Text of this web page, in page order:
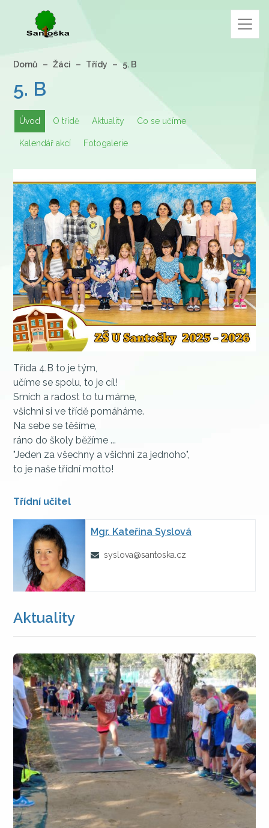
Domů Žáci Třídy 5. B
5. B
Úvod O třídě Aktuality Co se učíme
Kalendář akcí Fotogalerie
Třída 4.B to je tým,
učíme se spolu, to je cíl!
Smích a radost to tu máme,
všichni si ve třídě pomáháme.
Na sebe se těšíme,
ráno do školy běžíme ...
"Jeden za všechny a všichni za jednoho",
to je naše třídní motto!
Třídní učitel
Mgr. Kateřina Syslová
syslova@santoska.cz
Aktuality